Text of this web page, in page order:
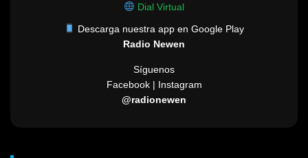
Dial Virtual
Descarga nuestra app en Google Play
Radio Newen
Síguenos
Facebook | Instagram
@radionewen